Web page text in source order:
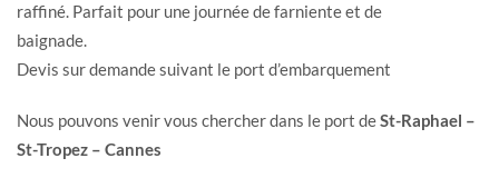
raffiné. Parfait pour une journée de farniente et de
baignade.
Devis sur demande suivant le port d’embarquement
Nous pouvons venir vous chercher dans le port deSt-Raphael –
St-Tropez – Cannes